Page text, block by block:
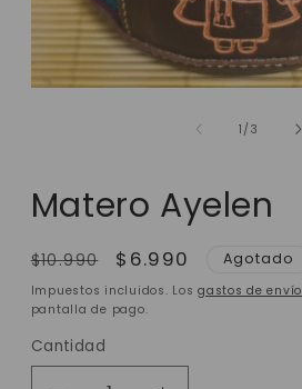
1 /de
3
Matero Ayelen
Precio
habitual
$10.990
Precio
de
oferta
$6.990 Agotado
Impuestos incluidos. Losgastos de envío
pantalla de pago.
Cantidad